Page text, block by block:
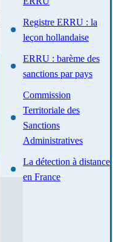
Registre ERRU : la
leçon hollandaise
ERRU : barème des
sanctions par pays
Commission
Territoriale des
Sanctions
Administratives
La détection à distance
en France